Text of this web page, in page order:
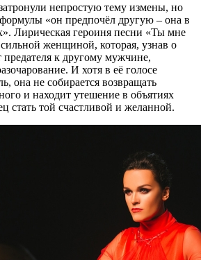
непростую тему измены, но
«он предпочёл другую – она в
Лирическая героиня песни «Ты мне
женщиной, которая, узнав о
предателя к другому мужчине,
И хотя в её голосе
она не собирается возвращать
и находит утешение в объятиях
стать той счастливой и желанной.